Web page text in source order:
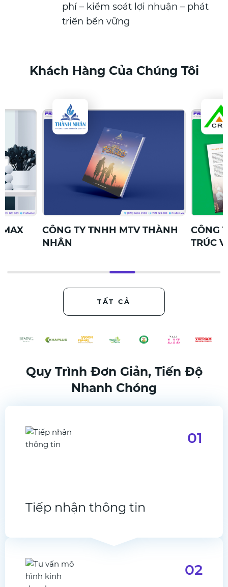
phí – kiểm soát lợi nhuận – phát
triển bền vững
Khách Hàng Của Chúng Tôi
CÔNG TY TNHH MTV THÀNH
CÔNG TY
TRÚC VÀ XD
TẤT CẢ
Quy Trình Đơn Giản, Tiến Độ
Nhanh Chóng
01
Tiếp nhận thông tin
02